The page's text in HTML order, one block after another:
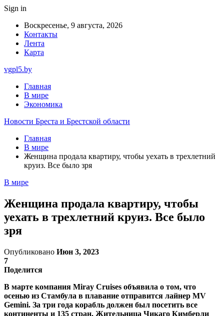
Sign in
Воскресенье, 9 августа, 2026
Контакты
Лента
Карта
vgpl5.by
Главная
В мире
Экономика
Новости Бреста и Брестской области
Главная
В мире
Женщина продала квартиру, чтобы уехать в трехлетний
круиз. Все было зря
В мире
Женщина продала квартиру, чтобы
уехать в трехлетний круиз. Все было
зря
Опубликовано Июн 3, 2023
7
Поделится
В марте компания Miray Cruises объявила о том, что
осенью из Стамбула в плавание отправится лайнер MV
Gemini. За три года корабль должен был посетить все
континенты и 135 стран. Жительница Чикаго Кимберли